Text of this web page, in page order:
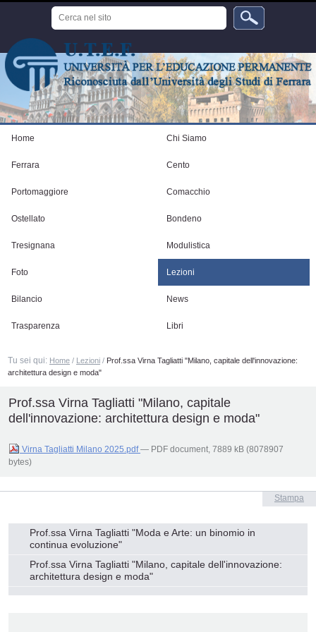
Cerca
nel
sito
Home Chi Siamo
Ferrara Cento
Portomaggiore Comacchio
Ostellato Bondeno
Tresignana Modulistica
Foto Lezioni
Bilancio News
Trasparenza Libri
Tu sei qui: Home / Lezioni / Prof.ssa Virna Tagliatti "Milano, capitale dell'innovazione:
architettura design e moda"
Prof.ssa Virna Tagliatti "Milano, capitale
dell'innovazione: architettura design e moda"
Virna Tagliatti Milano 2025.pdf— PDF document, 7889 kB (8078907
bytes)
Stampa
Navigazione
Prof.ssa Virna Tagliatti "Moda e Arte: un binomio in
continua evoluzione"
Prof.ssa Virna Tagliatti "Milano, capitale dell'innovazione:
architettura design e moda"